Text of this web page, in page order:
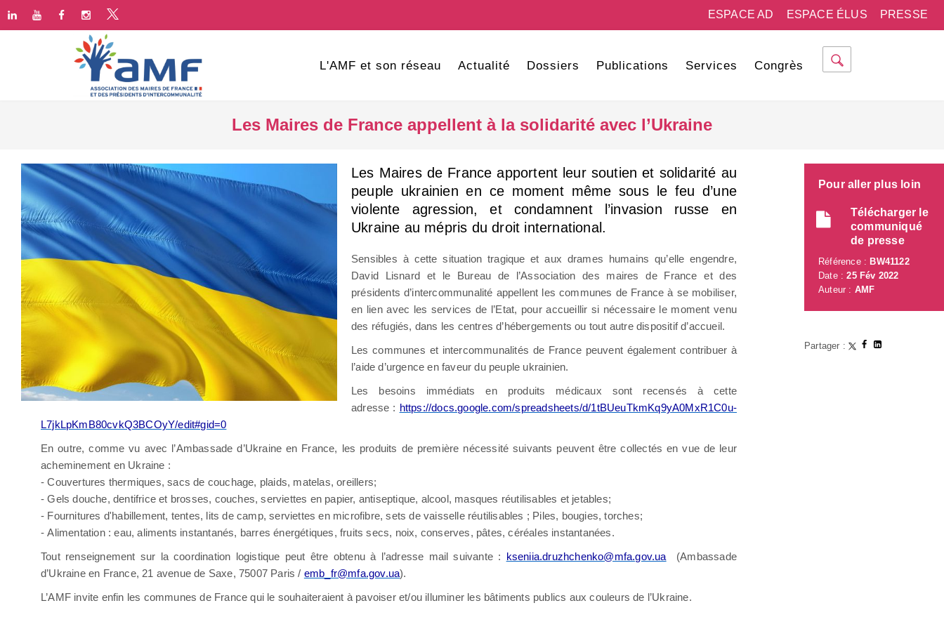
PRESSE
ESPACE ÉLUS
ESPACE AD
L'AMF et son réseau Actualité Dossiers Publications Services Congrès
Les Maires de France appellent à la solidarité avec l’Ukraine
Les Maires de France apportent leur soutien et solidarité au
peuple ukrainien en ce moment même sous le feu d’une
violente agression, et condamnent l’invasion russe en
Ukraine au mépris du droit international.
Sensibles à cette situation tragique et aux drames humains qu’elle engendre,
David Lisnard et le Bureau de l’Association des maires de France et des
présidents d’intercommunalité appellent les communes de France à se mobiliser,
en lien avec les services de l’Etat, pour accueillir si nécessaire le moment venu
des réfugiés, dans les centres d’hébergements ou tout autre dispositif d’accueil.
Les communes et intercommunalités de France peuvent également contribuer à
l’aide d’urgence en faveur du peuple ukrainien.
Les besoins immédiats en produits médicaux sont recensés à cette
adresse : https://docs.google.com/spreadsheets/d/1tBUeuTkmKq9yA0MxR1C0u-
L7jkLpKmB80cvkQ3BCOyY/edit#gid=0
En outre, comme vu avec l’Ambassade d’Ukraine en France, les produits de première nécessité suivants peuvent être collectés en vue de leur
acheminement en Ukraine :
- Couvertures thermiques, sacs de couchage, plaids, matelas, oreillers;
- Gels douche, dentifrice et brosses, couches, serviettes en papier, antiseptique, alcool, masques réutilisables et jetables;
- Fournitures d'habillement, tentes, lits de camp, serviettes en microfibre, sets de vaisselle réutilisables ; Piles, bougies, torches;
- Alimentation : eau, aliments instantanés, barres énergétiques, fruits secs, noix, conserves, pâtes, céréales instantanées.
Tout renseignement sur la coordination logistique peut être obtenu à l’adresse mail suivante : kseniia.druzhchenko@mfa.gov.ua (Ambassade
d’Ukraine en France, 21 avenue de Saxe, 75007 Paris / emb_fr@mfa.gov.ua).
L’AMF invite enfin les communes de France qui le souhaiteraient à pavoiser et/ou illuminer les bâtiments publics aux couleurs de l’Ukraine.
Pour aller plus loin
Télécharger le
communiqué
de presse
Référence : BW41122
Date :25 Fév 2022
Auteur : AMF
Partager :